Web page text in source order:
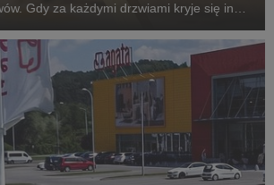
Gdy za każdymi drzwiami kryje się inny
świata. Zgodnie z...